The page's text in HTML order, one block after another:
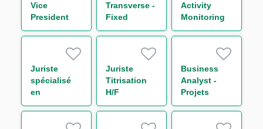
Vice
President
Sales Global
Division (FI
Sales Flow
Generalist)
m/w/d
Transverse -
Fixed
Income H/F
Activity
Monitoring
Analyst M/F
Juriste
spécialisé
en
sanctions
Juriste
Titrisation
H/F
Business
Analyst -
Projets
Liquidité